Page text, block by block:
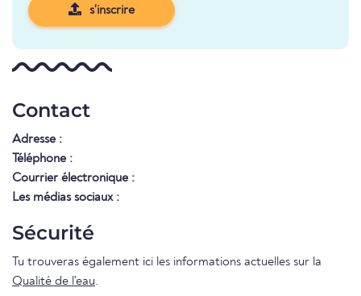
s'inscrire
Contact
Adresse :
Téléphone :
Courrier électronique :
Les médias sociaux :
Sécurité
Tu trouveras également ici les informations actuelles sur la
Qualité de l'eau.